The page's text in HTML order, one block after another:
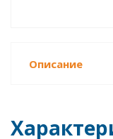
Описание